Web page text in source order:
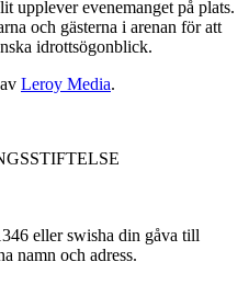
upplever evenemanget på plats.
och gästerna i arenan för att
idrottsögonblick.
Leroy Media.
eller swisha din gåva till
namn och adress.